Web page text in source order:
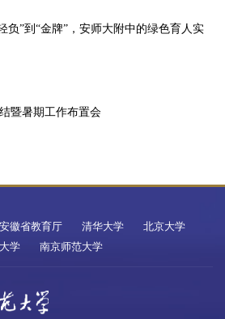
负”到“金牌”，安师大附中的绿色育人实
暨暑期工作布置会
安徽省教育厅 清华大学
北京大学
学 南京师范大学